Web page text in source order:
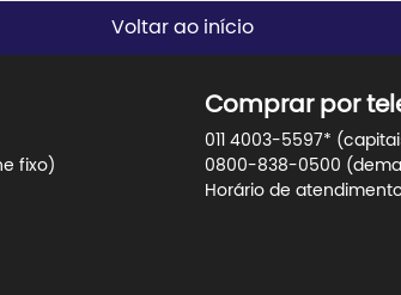
Voltar ao início
fixo)
Comprar por
011 4003-5597*
0800-838-0500
Horário de